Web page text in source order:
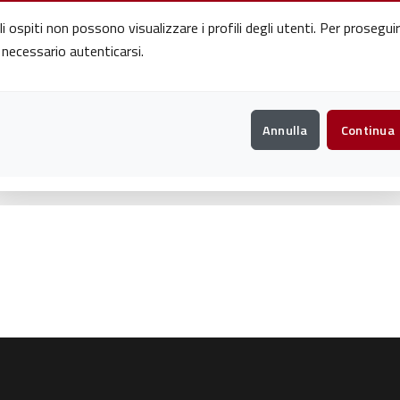
ospiti non possono visualizzare i profili degli utenti. Per
autenticarsi.
Annulla Continua